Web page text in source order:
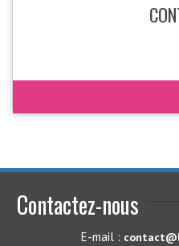
Contactez-nous
E-mail :